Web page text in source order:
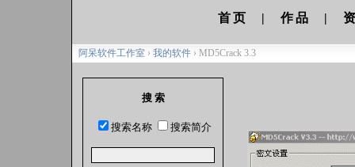
首页 | 作品 |
阿呆软件工作室 › 我的软件 › MD5Crack 3.3
搜 索
搜索名称 搜索简介